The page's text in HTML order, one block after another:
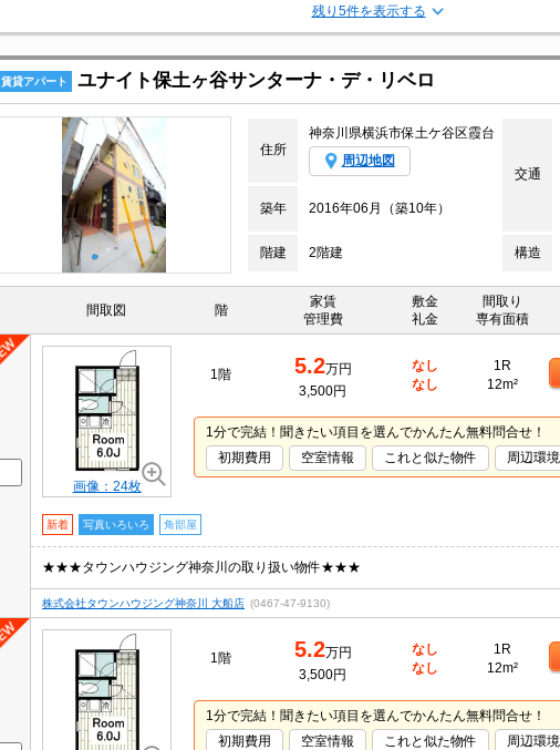
残り5件を表示する
賃貸アパート ユナイト保土ヶ谷サンターナ・デ・リベロ
住所
神奈川県横浜市保土ケ谷区霞台
周辺地図
交通
築年
2016年06月（築10年）
階建 2階建 構造
間取図 階
家賃
管理費
敷金
礼金
間取り
専有面積
画像：24枚
1階 5.2万円
3,500円
なし
なし
1R
12m²
1分で完結！聞きたい項目を選んでかんたん無料問合せ！
初期費用
空室情報 これと似た物件 周辺環境
新着 写真いろいろ 角部屋
★★★タウンハウジング神奈川の取り扱い物件★★★
株式会社タウンハウジング神奈川 大船店 (0467-47-9130)
1階 5.2万円
3,500円
なし
なし
1R
12m²
1分で完結！聞きたい項目を選んでかんたん無料問合せ！
初期費用
空室情報 これと似た物件 周辺環境